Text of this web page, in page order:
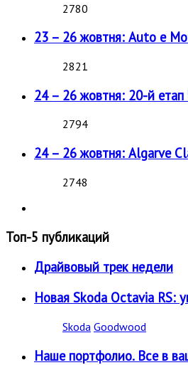
2780
23 – 26 жовтня: Auto e
2821
24 – 26 жовтня: 20-й етап
2794
24 – 26 жовтня: Algarve
2748
Топ-5 публикаций
Драйвовый трек недели
Новая Skoda Octavia RS:
Skoda Goodwood
Наше портфолио. Все в